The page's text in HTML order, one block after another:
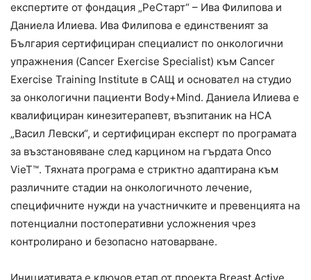
експертите от фондация „РеСтарт“ – Ива Филипова и
Даниела Илиева. Ива Филипова е единственият за
България сертифициран специалист по онкологични
упражнения (Cancer Exercise Specialist) към Cancer
Exercise Training Institute в САЩ и основател на студио
за онкологични пациенти Body+Mind. Даниела Илиева е
квалифициран кинезитерапевт, възпитаник на НСА
„Васил Левски“, и сертифициран експерт по програмата
за възстановяване след карцином на гърдата Onco
VieT™️. Тяхната програма е стриктно адаптирана към
различните стадии на онкологичното лечение,
специфичните нужди на участничките и превенцията на
потенциални постоперативни усложнения чрез
контролирано и безопасно натоварване.